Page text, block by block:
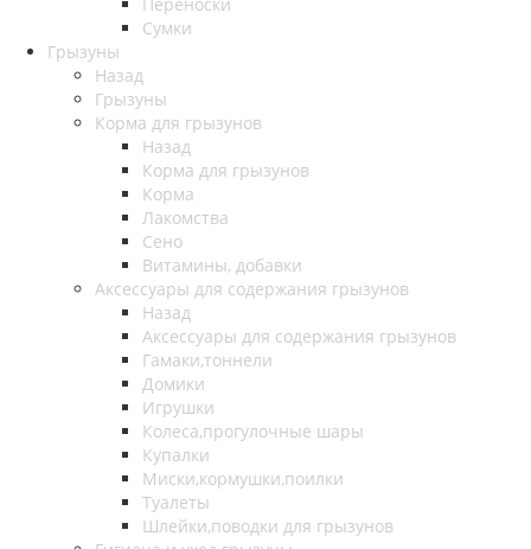
Сумки
Грызуны
Назад
Грызуны
Корма для грызунов
Назад
Корма для грызунов
Корма
Лакомства
Сено
Витамины, добавки
Аксессуары для содержания грызунов
Назад
Аксессуары для содержания грызунов
Гамаки,тоннели
Домики
Игрушки
Колеса,прогулочные шары
Купалки
Миски,кормушки,поилки
Туалеты
Шлейки,поводки для грызунов